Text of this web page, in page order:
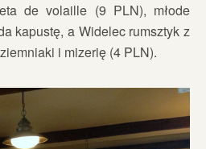
de volaille (9 PLN), młode
kapustę, a Widelec rumsztyk z
i mizerię (4 PLN).